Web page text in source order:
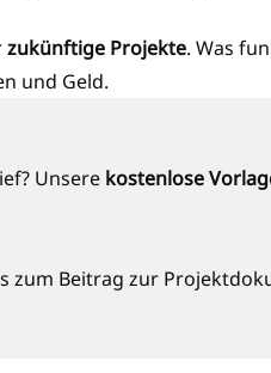
zukünftige Projekte. Was
und Geld.
Unsere kostenlose
zum Beitrag zur